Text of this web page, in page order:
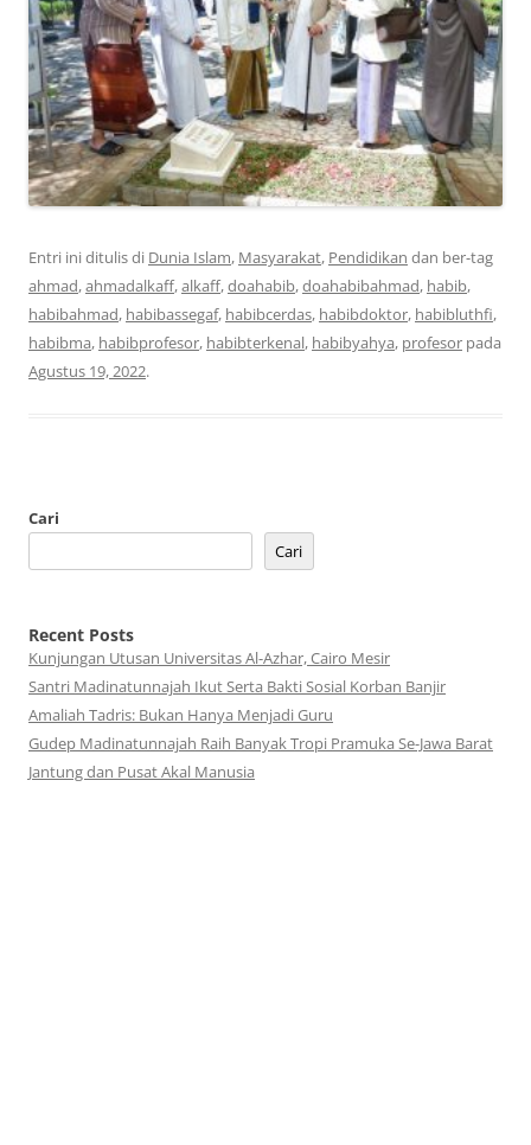
Entri ini ditulis di Dunia Islam, Masyarakat, Pendidikan dan ber-tag
ahmad,ahmadalkaff,alkaff,doahabib,doahabibahmad, habib,
habibahmad, habibassegaf, habibcerdas, habibdoktor, habibluthfi,
habibma, habibprofesor, habibterkenal, habibyahya, profesor pada
Agustus 19, 2022.
Cari
Cari
Recent Posts
Kunjungan Utusan Universitas Al-Azhar, Cairo Mesir
Santri Madinatunnajah Ikut Serta Bakti Sosial Korban Banjir
Amaliah Tadris: Bukan Hanya Menjadi Guru
Gudep Madinatunnajah Raih Banyak Tropi Pramuka Se-Jawa Barat
Jantung dan Pusat Akal Manusia